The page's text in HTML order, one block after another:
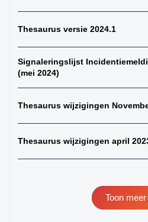
Thesaurus versie 2024.1
Signaleringslijst
(mei 2024)
Thesaurus wijzigingen
Thesaurus wijzigingen april
Toon meer